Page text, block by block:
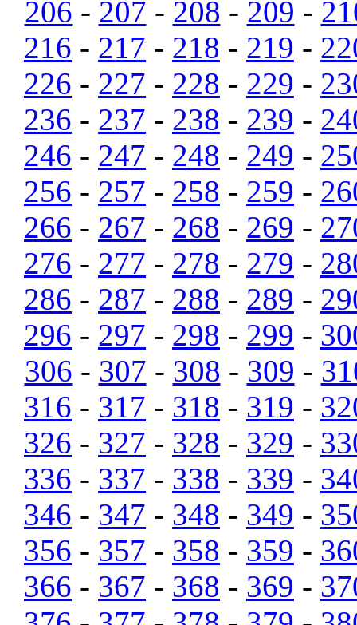
206 - 207 - 208 - 209 -
216 - 217 - 218 - 219 -
226 - 227 - 228 - 229 -
236 - 237 - 238 - 239 -
246 - 247 - 248 - 249 -
256 - 257 - 258 - 259 -
266 - 267 - 268 - 269 -
276 - 277 - 278 - 279 -
286 - 287 - 288 - 289 -
296 - 297 - 298 - 299 -
306 - 307 - 308 - 309 -
316 - 317 - 318 - 319 -
326 - 327 - 328 - 329 -
336 - 337 - 338 - 339 -
346 - 347 - 348 - 349 -
356 - 357 - 358 - 359 -
366 - 367 - 368 - 369 -